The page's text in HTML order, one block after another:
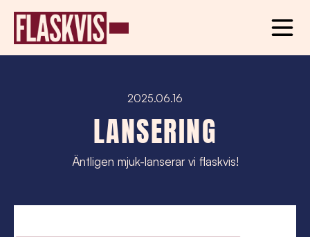
2025.06.16
LANSERING
Äntligen mjuk-lanserar vi flaskvis!